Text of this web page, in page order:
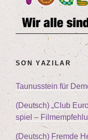
SON YAZILAR
Tau­nus­stein für
(Deutsch) „Club
spiel –
(Deutsch) Frem­de